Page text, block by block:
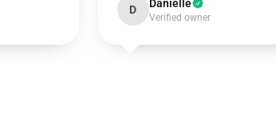
D Danielle
Verified owner